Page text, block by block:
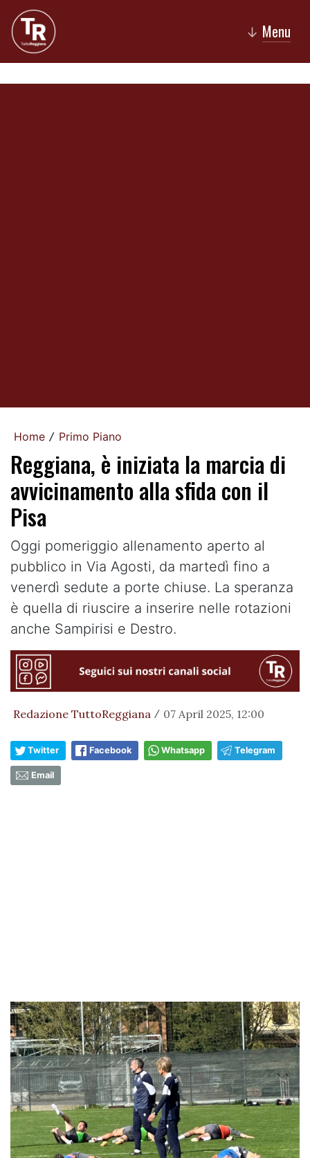
↓ Menu
Home / Primo Piano
Reggiana, è iniziata la marcia di
avvicinamento alla sfida con il
Pisa
Oggi pomeriggio allenamento aperto al
pubblico in Via Agosti, da martedì fino a
venerdì sedute a porte chiuse. La speranza
è quella di riuscire a inserire nelle rotazioni
anche Sampirisi e Destro.
Redazione TuttoReggiana / 07 April 2025, 12:00
Twitter Facebook Whatsapp Telegram
Email